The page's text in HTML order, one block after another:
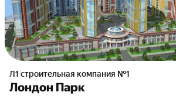
Л1 cтроительная компания №1
Лондон Парк